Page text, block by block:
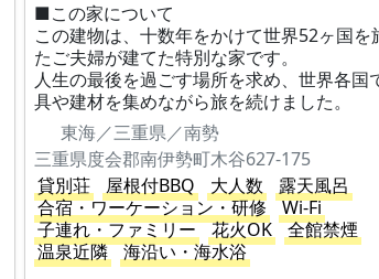
■この家について
この建物は、十数年をかけて世界52ヶ国を
たご夫婦が建てた特別な家です。
人生の最後を過ごす場所を求め、世界各国
具や建材を集めながら旅を続けました。
東海／三重県／南勢
三重県度会郡南伊勢町木谷627-175
貸別荘
屋根付BBQ 大人数
露天風呂
合宿・ワーケーション・研修
Wi-Fi
子連れ・ファミリー
花火OK
全館禁煙
温泉近隣
海沿い・海水浴